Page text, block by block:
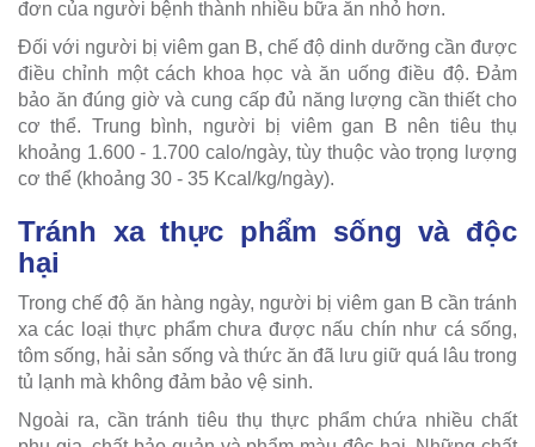
đơn của người bệnh thành nhiều bữa ăn nhỏ hơn.
Đối với người bị viêm gan B, chế độ dinh dưỡng cần được
điều chỉnh một cách khoa học và ăn uống điều độ. Đảm
bảo ăn đúng giờ và cung cấp đủ năng lượng cần thiết cho
cơ thể. Trung bình, người bị viêm gan B nên tiêu thụ
khoảng 1.600 - 1.700 calo/ngày, tùy thuộc vào trọng lượng
cơ thể (khoảng 30 - 35 Kcal/kg/ngày).
Tránh xa thực phẩm sống và độc
hại
Trong chế độ ăn hàng ngày, người bị viêm gan B cần tránh
xa các loại thực phẩm chưa được nấu chín như cá sống,
tôm sống, hải sản sống và thức ăn đã lưu giữ quá lâu trong
tủ lạnh mà không đảm bảo vệ sinh.
Ngoài ra, cần tránh tiêu thụ thực phẩm chứa nhiều chất